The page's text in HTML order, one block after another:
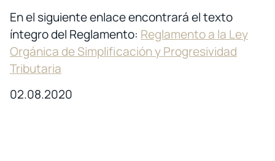
En el siguiente enlace encontrará el texto
íntegro del Reglamento: Reglamento a la Ley
Orgánica de Simplificación y Progresividad
Tributaria
02.08.2020